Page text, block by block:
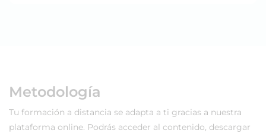
Metodología
Tu formación a distancia se adapta a ti gracias a nuestra
plataforma online. Podrás acceder al contenido, descargar